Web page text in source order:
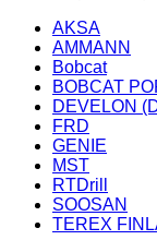
AKSA
AMMANN
Bobcat
BOBCAT
DEVELON
FRD
GENIE
MST
RTDrill
SOOSAN
TEREX